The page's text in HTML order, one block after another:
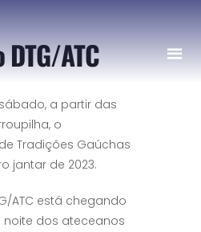
ATC
sábado, a partir das
o
Tradições Gaúchas
jantar de 2023.
ATC está chegando
dos ateceanos